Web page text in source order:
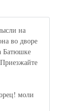
на
во дворе
Батюшке
моли